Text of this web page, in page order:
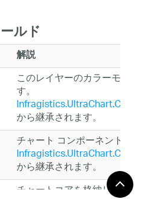
ルド
解説
このレイヤーのカラーモデ
す。
から継承されます。
チャート コンポーネントを
から継承されます。
チャートコアを格納します。